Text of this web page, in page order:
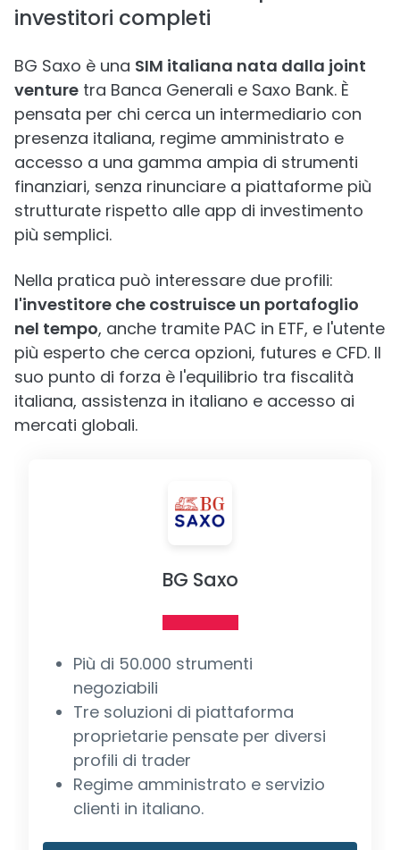
investitori completi
BG Saxo è una SIM italiana nata dalla joint
venture tra Banca Generali e Saxo Bank. È
pensata per chi cerca un intermediario con
presenza italiana, regime amministrato e
accesso a una gamma ampia di strumenti
finanziari, senza rinunciare a piattaforme più
strutturate rispetto alle app di investimento
più semplici.
Nella pratica può interessare due profili:
l'investitore che costruisce un portafoglio
nel tempo, anche tramite PAC in ETF, e l'utente
più esperto che cerca opzioni, futures e CFD. Il
suo punto di forza è l'equilibrio tra fiscalità
italiana, assistenza in italiano e accesso ai
mercati globali.
BG Saxo
Più di 50.000 strumenti
negoziabili
Tre soluzioni di piattaforma
proprietarie pensate per diversi
profili di trader
Regime amministrato e servizio
clienti in italiano.